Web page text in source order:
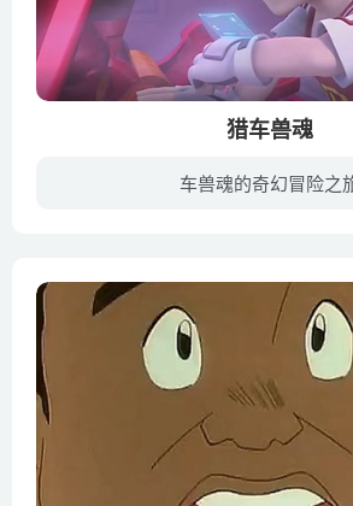
猎车兽魂
车兽魂的奇幻冒险之